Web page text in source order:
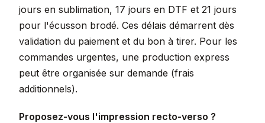
jours en sublimation, 17 jours en DTF et 21 jours
pour l'écusson brodé. Ces délais démarrent dès
validation du paiement et du bon à tirer. Pour les
commandes urgentes, une production express
peut être organisée sur demande (frais
additionnels).
Proposez-vous l'impression recto-verso ?